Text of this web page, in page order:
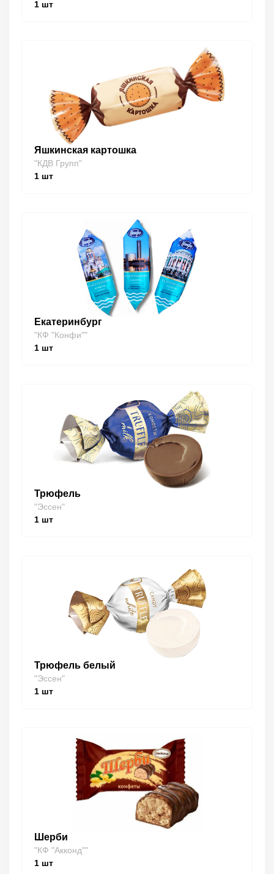
1 шт
Яшкинская картошка
"КДВ Групп"
1 шт
Екатеринбург
"КФ "Конфи""
1 шт
Трюфель
"Эссен"
1 шт
Трюфель белый
"Эссен"
1 шт
Шерби
"КФ "Акконд""
1 шт